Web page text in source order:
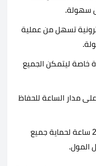
سهولة.
تسهل من عملية
خاصة ليتمكن الجميع
مدار الساعة للحفاظ
يعمل أفراد الأمن على مدار 24 ساعة لحماية جميع
المول.